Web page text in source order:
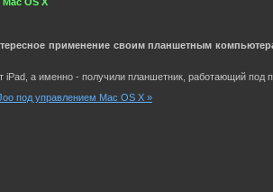
применение своим планшетным
iPad, а именно - получили планшетник, работающий под
под управлением Mac OS X »